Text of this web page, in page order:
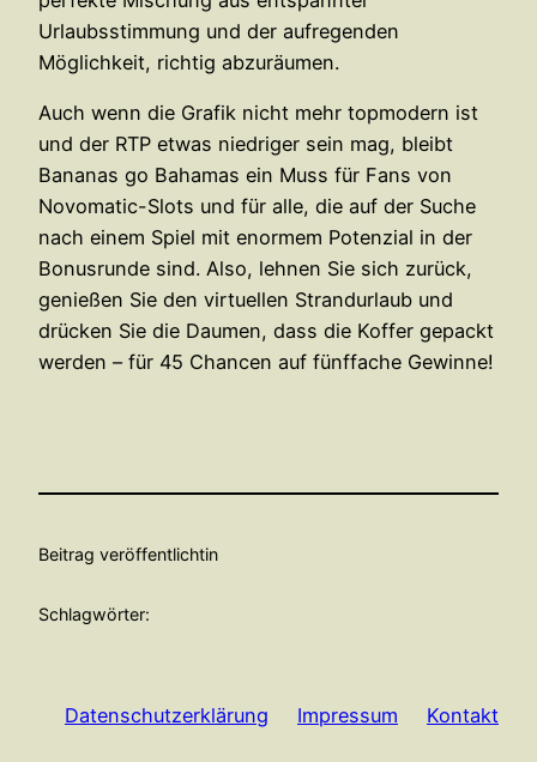
Urlaubsstimmung und der aufregenden
Möglichkeit, richtig abzuräumen.
Auch wenn die Grafik nicht mehr topmodern ist
und der RTP etwas niedriger sein mag, bleibt
Bananas go Bahamas ein Muss für Fans von
Novomatic-Slots und für alle, die auf der Suche
nach einem Spiel mit enormem Potenzial in der
Bonusrunde sind. Also, lehnen Sie sich zurück,
genießen Sie den virtuellen Strandurlaub und
drücken Sie die Daumen, dass die Koffer gepackt
werden – für 45 Chancen auf fünffache Gewinne!
Beitrag veröffentlichtin
Schlagwörter:
Datenschutzerklärung Impressum Kontakt